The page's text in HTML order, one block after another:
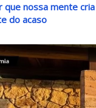
que nossa mente
do acaso